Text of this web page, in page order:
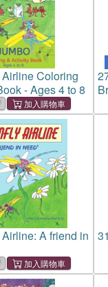
Coloring
- Ages 4 to 8
A friend in